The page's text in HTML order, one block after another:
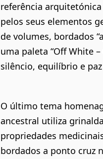
referência
pelos seus elementos
de volumes, bordados
uma paleta “Off White
silêncio, equilíbrio e
O último tema
ancestral utiliza
propriedades
bordados a ponto cruz